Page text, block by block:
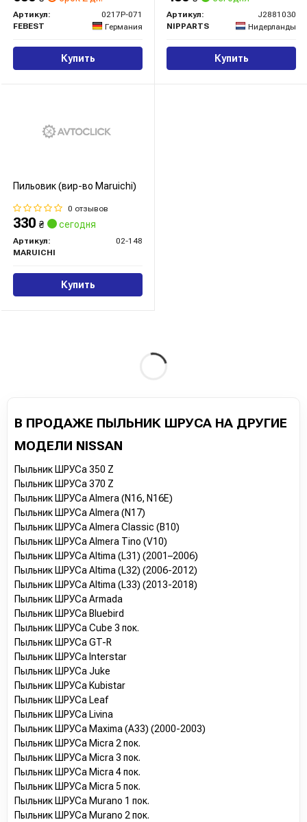
Артикул:
0217P-071
FEBEST
Германия
Купить
Артикул:
J2881030
NIPPARTS
Нидерланды
Купить
Пильовик (вир-во Maruichi)
0 отзывов
330 ₴ сегодня
Артикул:
02-148
MARUICHI
Купить
В ПРОДАЖЕ ПЫЛЬНИК ШРУСА НА ДРУГИЕ
МОДЕЛИ NISSAN
Пыльник ШРУСа 350 Z
Пыльник ШРУСа 370 Z
Пыльник ШРУСа Almera (N16, N16E)
Пыльник ШРУСа Almera (N17)
Пыльник ШРУСа Almera Classic (B10)
Пыльник ШРУСа Almera Tino (V10)
Пыльник ШРУСа Altima (L31) (2001–2006)
Пыльник ШРУСа Altima (L32) (2006-2012)
Пыльник ШРУСа Altima (L33) (2013-2018)
Пыльник ШРУСа Armada
Пыльник ШРУСа Bluebird
Пыльник ШРУСа Cube 3 пок.
Пыльник ШРУСа GT-R
Пыльник ШРУСа Interstar
Пыльник ШРУСа Juke
Пыльник ШРУСа Kubistar
Пыльник ШРУСа Leaf
Пыльник ШРУСа Livina
Пыльник ШРУСа Maxima (A33) (2000-2003)
Пыльник ШРУСа Micra 2 пок.
Пыльник ШРУСа Micra 3 пок.
Пыльник ШРУСа Micra 4 пок.
Пыльник ШРУСа Micra 5 пок.
Пыльник ШРУСа Murano 1 пок.
Пыльник ШРУСа Murano 2 пок.